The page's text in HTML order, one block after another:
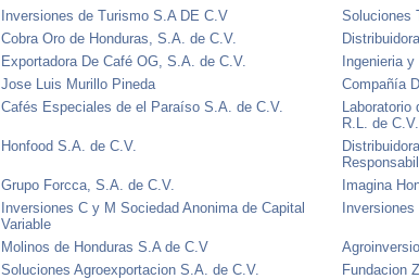
Inversiones de Turismo S.A DE C.V
Soluciones
Cobra Oro de Honduras, S.A. de C.V.
Exportadora De Café OG, S.A. de C.V.
Ingenieria
Jose Luis Murillo Pineda
Compañía
Cafés Especiales de el Paraíso S.A. de C.V.
Laboratorio
R.L. de C.V.
Honfood S.A. de C.V.
Grupo Forcca, S.A. de C.V.
Imagina
Inversiones C y M Sociedad Anonima de Capital
Variable
Inversiones
Molinos de Honduras S.A de C.V
Soluciones Agroexportacion S.A. de C.V.
Fundacion